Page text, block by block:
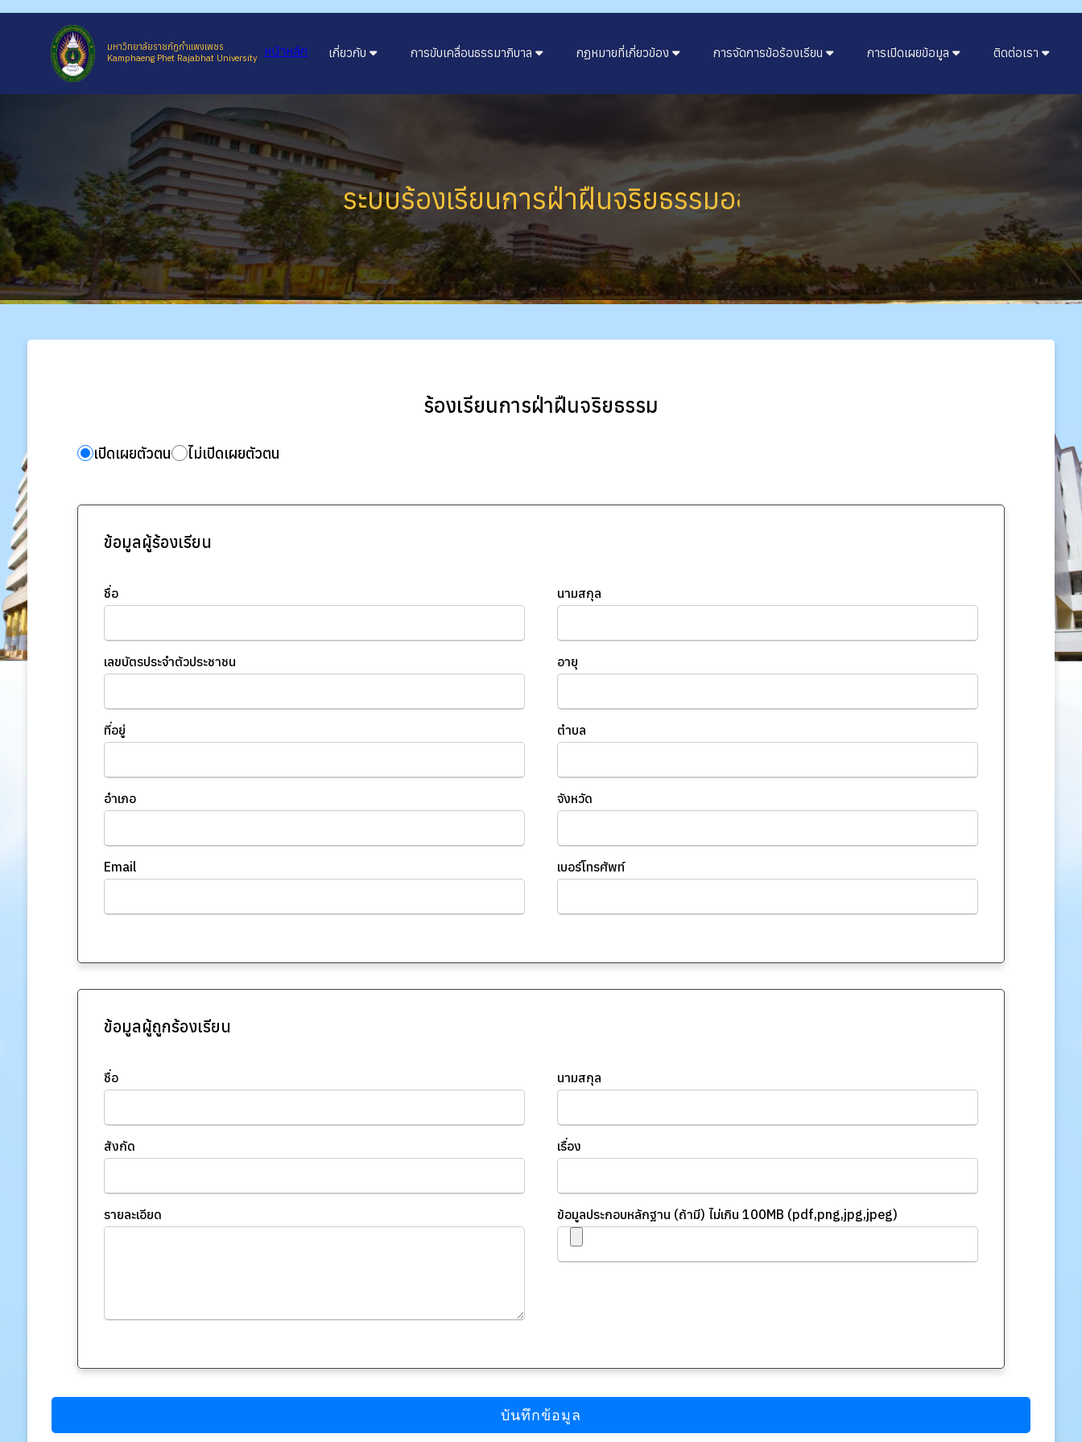
มหาวิทยาลัยราชภัฏกำแพงเพชร
Kamphaeng Phet Rajabhat University
หน้าหลัก เกี่ยวกับ การขับเคลื่อนธรรมาภิบาล กฏหมายที่เกี่ยวข้อง การจัดการข้อร้องเรียน การเปิดเผยข้อมูล ติดต่อเรา
ระบบร้องเรียนการฝ่าฝืนจริยธรรมออนไลน์
ร้องเรียนการฝ่าฝืนจริยธรรม
เปิดเผยตัวตน ไม่เปิดเผยตัวตน
ข้อมูลผู้ร้องเรียน
ชื่อ นามสกุล
เลขบัตรประจำตัวประชาชน อายุ
ที่อยู่ ตำบล
อำเภอ จังหวัด
Email เบอร์โทรศัพท์
ข้อมูลผู้ถูกร้องเรียน
ชื่อ นามสกุล
สังกัด เรื่อง
รายละเอียด ข้อมูลประกอบหลักฐาน (ถ้ามี) ไม่เกิน 100MB (pdf,png,jpg,jpeg)